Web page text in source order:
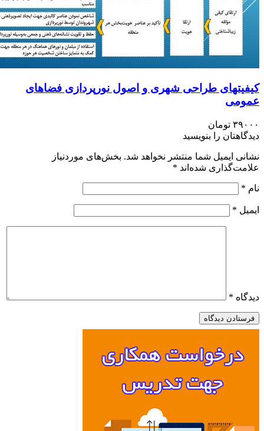
طراحی شهری و اصول نورپردازی فضاهای
را بنویسید
شما منتشر نخواهد شد. بخش‌های موردنیاز
شده‌اند*